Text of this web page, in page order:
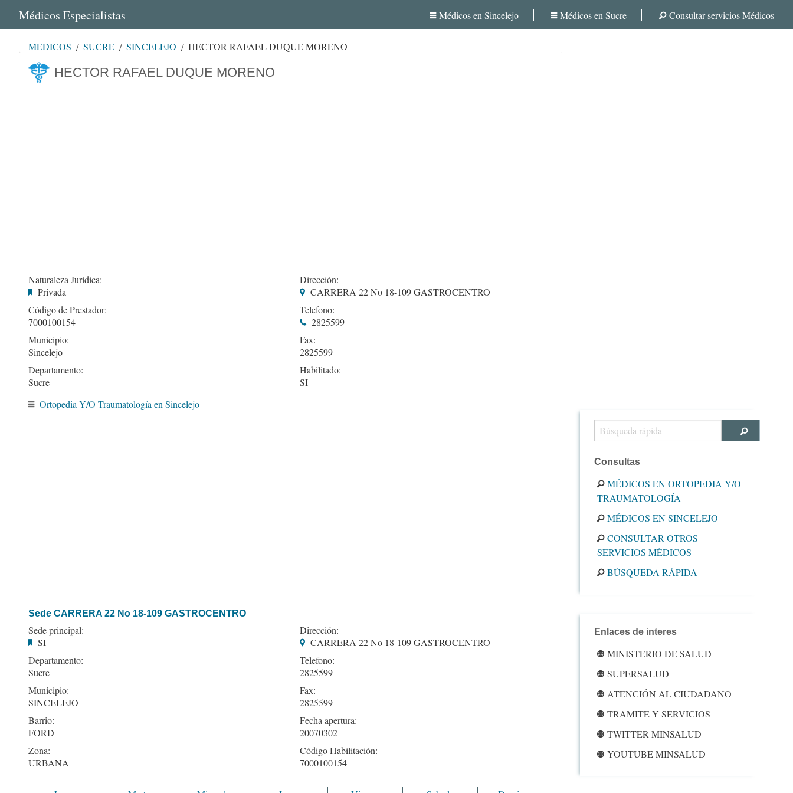
Médicos Especialistas Médicos en Sincelejo Médicos en Sucre Consultar servicios Médicos
MÉDICOS SUCRE SINCELEJO HECTOR RAFAEL DUQUE MORENO
HECTOR RAFAEL DUQUE MORENO
Naturaleza Jurídica:
Privada
Código de Prestador:
7000100154
Municipio:
Sincelejo
Departamento:
Sucre
Dirección:
CARRERA 22 No 18-109 GASTROCENTRO
Telefono:
2825599
Fax:
2825599
Habilitado:
SI
Ortopedia Y/O Traumatología en Sincelejo
Sede CARRERA 22 No 18-109 GASTROCENTRO
Sede principal:
SI
Departamento:
Sucre
Municipio:
SINCELEJO
Barrio:
FORD
Zona:
URBANA
Dirección:
CARRERA 22 No 18-109 GASTROCENTRO
Telefono:
2825599
Fax:
2825599
Fecha apertura:
20070302
Código Habilitación:
7000100154
Consultas
MÉDICOS EN ORTOPEDIA Y/O
TRAUMATOLOGÍA
MÉDICOS EN SINCELEJO
CONSULTAR OTROS
SERVICIOS MÉDICOS
BÚSQUEDA RÁPIDA
Enlaces de interes
MINISTERIO DE SALUD
SUPERSALUD
ATENCIÓN AL CIUDADANO
TRAMITE Y SERVICIOS
TWITTER MINSALUD
YOUTUBE MINSALUD